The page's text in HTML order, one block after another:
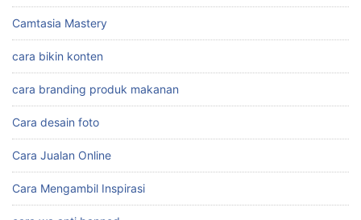
Camtasia Mastery
cara bikin konten
cara branding produk makanan
Cara desain foto
Cara Jualan Online
Cara Mengambil Inspirasi